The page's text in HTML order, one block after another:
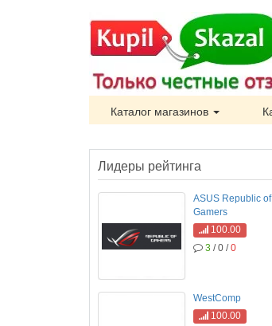
Каталог магазинов
Лидеры рейтинга
ASUS Republic of
Gamers
100.00
3 / 0 /0
WestComp
100.00